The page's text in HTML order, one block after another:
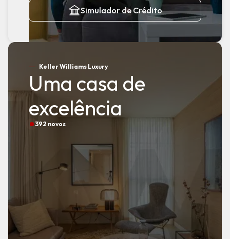
Simulador de Crédito
Keller Williams Luxury
Uma casa de
excelência
392 novos